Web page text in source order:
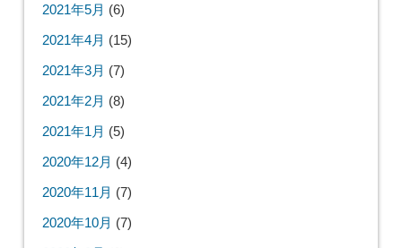
2021年5月 (6)
2021年4月 (15)
2021年3月 (7)
2021年2月 (8)
2021年1月 (5)
2020年12月 (4)
2020年11月 (7)
2020年10月 (7)